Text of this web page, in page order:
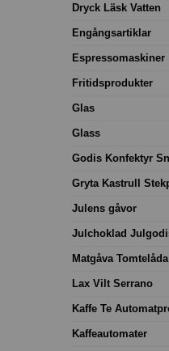
Dryck Läsk Vatten
Engångsartiklar
Espressomaskiner
Fritidsprodukter
Glas
Glass
Godis Konfektyr
Gryta Kastrull
Julens gåvor
Julchoklad
Matgåva Tomtelåda
Lax Vilt Serrano
Kaffe Te
Kaffeautomater